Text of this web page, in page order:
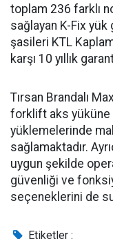
toplam 236 farklı
sağlayan K-Fix
şasileri KTL
karşı 10 yıllık
Tırsan Brandalı
forklift aks yüküne
yüklemelerinde
sağlamaktadır.
uygun şekilde
güvenliği ve
seçeneklerini de
Etiketler :